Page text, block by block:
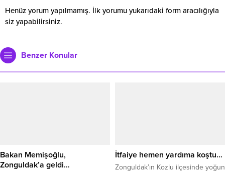
Henüz yorum yapılmamış. İlk yorumu yukarıdaki form aracılığıyla
siz yapabilirsiniz.
Benzer Konular
Bakan Memişoğlu,
Zonguldak’a geldi…
İtfaiye hemen yardıma koştu…
Zonguldak’ın Kozlu ilçesinde yoğun